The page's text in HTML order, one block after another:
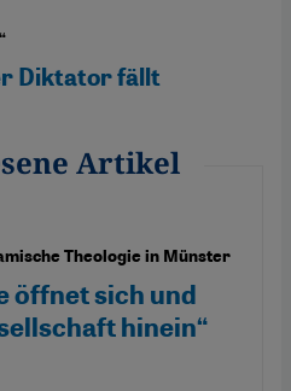
Diktator fällt
Artikel
Theologie in Münster
öffnet sich und
hinein“